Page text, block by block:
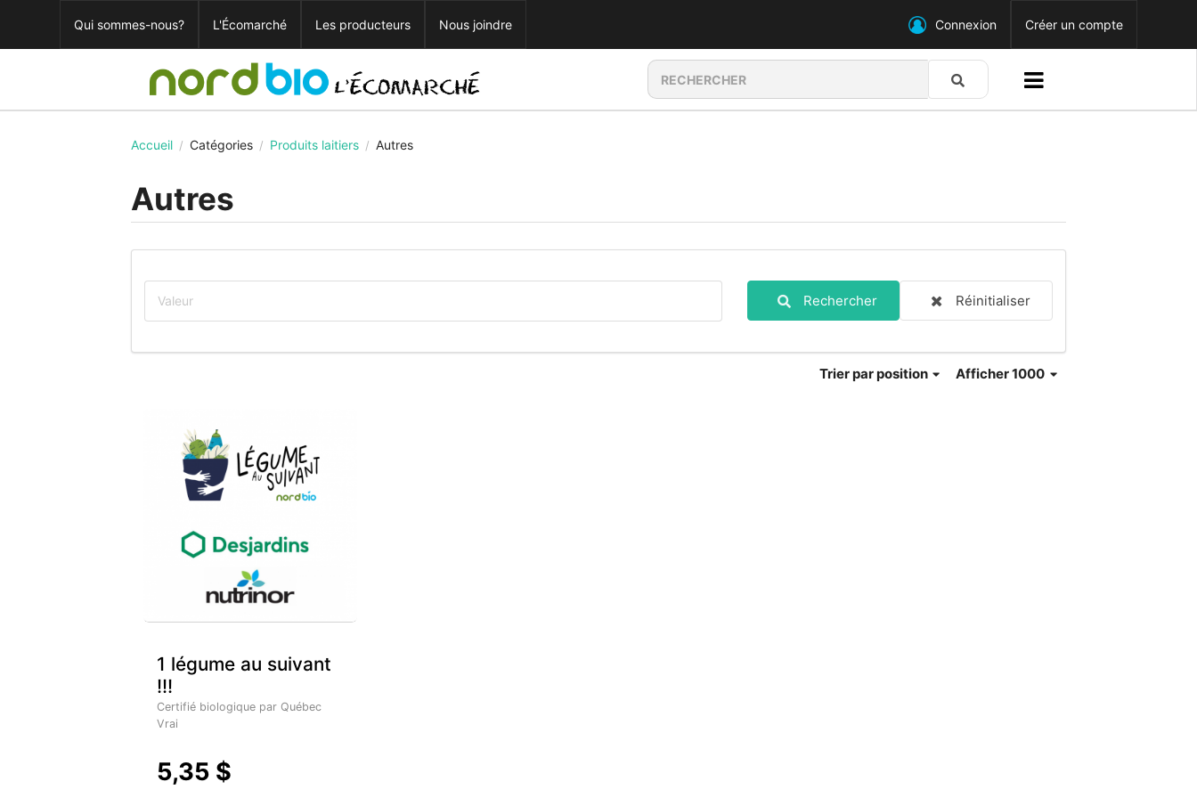
Qui sommes-nous? L'Écomarché Les producteurs Nous joindre Connexion Créer un compte
Accueil / Catégories / Produits laitiers / Autres
Autres
Rechercher Réinitialiser
Afficher 1000
Trierpar position
1 légume au suivant
!!!
Certifié biologique par Québec
Vrai
5,35 $